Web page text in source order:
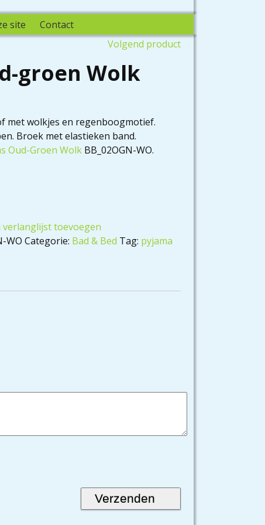
site
Contact
Volgend product
groen Wolk
met wolkjes en regenboogmotief.
Broek met elastieken band.
Oud-Groen Wolk BB_02OGN-WO.
verlanglijst toevoegen
WO Categorie: Bad & Bed Tag: pyjama